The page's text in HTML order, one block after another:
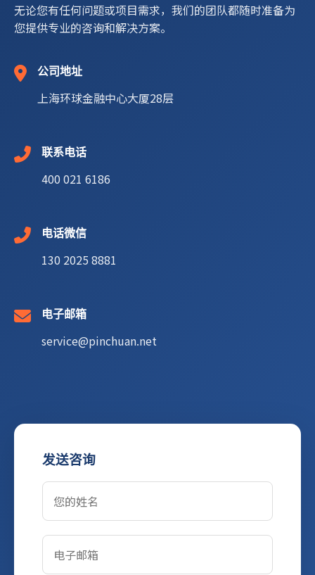
无论您有任何问题或项目需求，我们的团队都随时准备为
您提供专业的咨询和解决方案。
公司地址
上海环球金融中心大厦28层
联系电话
400 021 6186
电话微信
130 2025 8881
电子邮箱
service@pinchuan.net
发送咨询